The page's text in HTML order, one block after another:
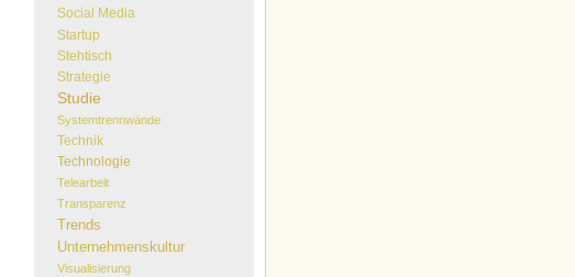
Social Media
Startup
Stehtisch
Strategie
Studie
Systemtrennwände
Technik
Technologie
Telearbeit
Transparenz
Trends
Unternehmenskultur
Visualisierung